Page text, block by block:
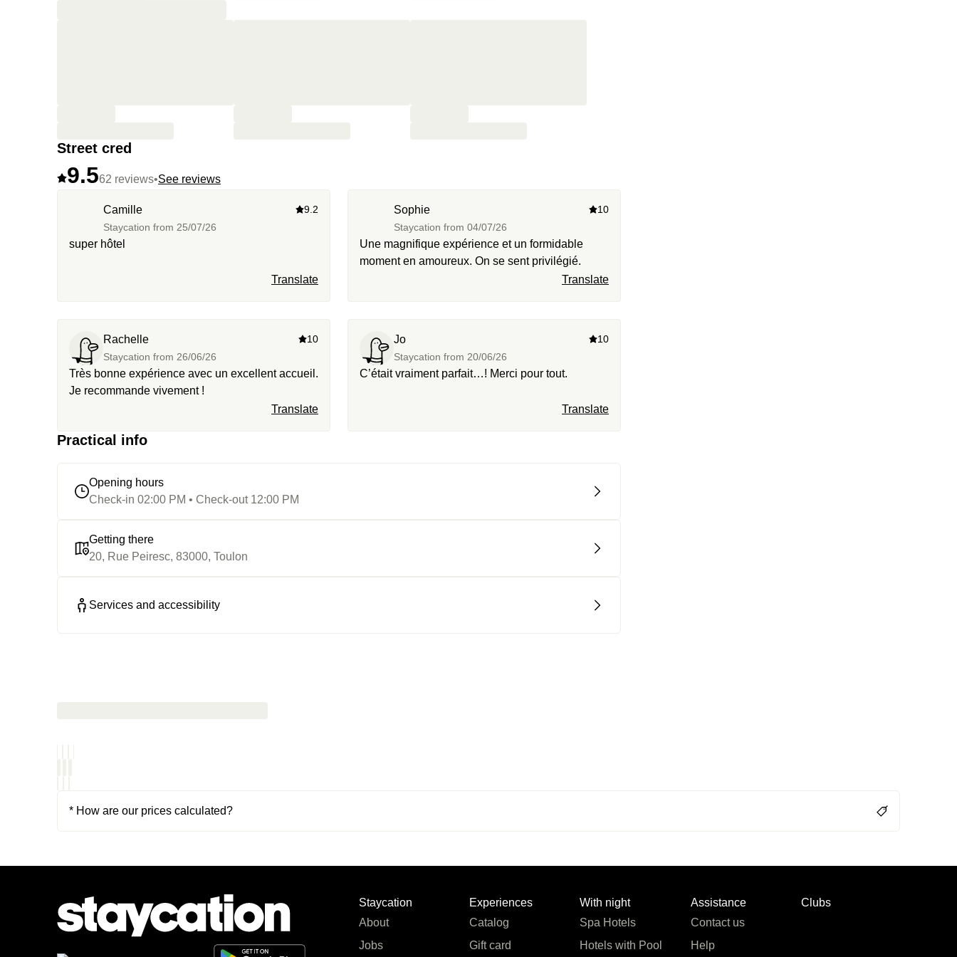
Street cred
9.562 reviews•See reviews
Camille
Staycation from 25/07/26
9.2
super hôtel
Translate
Sophie
Staycation from 04/07/26
10
Une magnifique expérience et un formidable
moment en amoureux. On se sent privilégié.
Translate
Rachelle
Staycation from 26/06/26
10
Très bonne expérience avec un excellent accueil.
Je recommande vivement !
Translate
Jo
Staycation from 20/06/26
10
C’était vraiment parfait…! Merci pour tout.
Translate
Practical info
Opening hours
Check-in 02:00 PM • Check-out 12:00 PM
Getting there
20, Rue Peiresc, 83000, Toulon
Services and accessibility
* How are our prices calculated?
Staycation
About
Jobs
Experiences
Catalog
Gift card
With night
Spa Hotels
Hotels with Pool
Assistance
Contact us
Help
Clubs